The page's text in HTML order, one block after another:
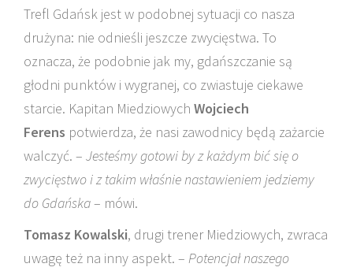
Trefl Gdańsk jest w podobnej sytuacji co nasza
drużyna: nie odnieśli jeszcze zwycięstwa. To
oznacza, że podobnie jak my, gdańszczanie są
głodni punktów i wygranej, co zwiastuje ciekawe
starcie. Kapitan Miedziowych Wojciech
Ferens potwierdza, że nasi zawodnicy będą zażarcie
walczyć. – Jesteśmy gotowi by z każdym bić się o
zwycięstwo i z takim właśnie nastawieniem jedziemy
do Gdańska– mówi.
Tomasz Kowalski, drugi trener Miedziowych, zwraca
uwagę też na inny aspekt. – Potencjał naszego